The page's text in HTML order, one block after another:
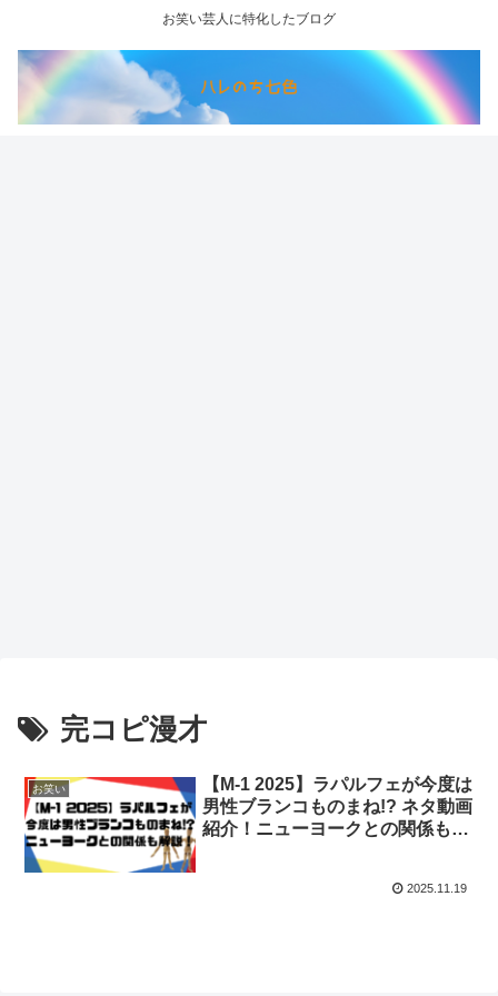
お笑い芸人に特化したブログ
完コピ漫才
お笑い
【M-1 2025】ラパルフェが今度は
男性ブランコものまね!? ネタ動画
紹介！ニューヨークとの関係も解
2025.11.19